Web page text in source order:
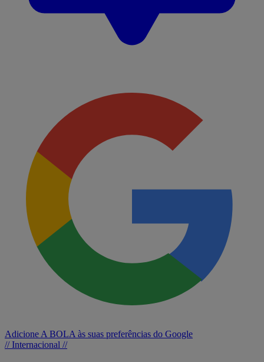
Adicione A BOLA às suas preferências do Google
// Internacional //